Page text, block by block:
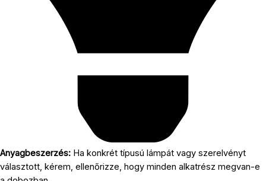
Anyagbeszerzés: Ha konkrét típusú lámpát vagy szerelvényt
választott, kérem, ellenőrizze, hogy minden alkatrész megvan-e